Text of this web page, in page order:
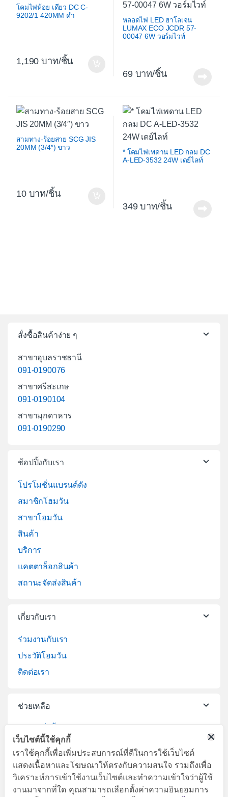
โคมไฟห้อย เดี่ยว DC C-
9202/1 420MM ดำ
1,190 /ชิ้น
หลอดไฟ LED ฮาโลเจน
LUMAX ECO JCDR 57-
00047 6W วอร์มไวท์
69 /ชิ้น
สามทาง-ร้อยสาย SCG JIS
20MM (3/4″) ขาว
10 /ชิ้น
* โคมไฟเพดาน LED กลม DC
A-LED-3532 24W เดย์ไลท์
349 /ชิ้น
สั่งซื้อสินค้าง่าย ๆ
สาขาอุบลราชธานี
091-0190076
สาขาศรีสะเกษ
091-0190104
สาขามุกดาหาร
091-0190290
ช้อปปิ้งกับเรา
โปรโมชั่นแบรนด์ดัง
สมาชิกโฮมวัน
สาขาโฮมวัน
สินค้า
บริการ
แคตตาล็อกสินค้า
สถานะจัดส่งสินค้า
เกี่ยวกับเรา
ร่วมงานกับเรา
ประวัติโฮมวัน
ติดต่อเรา
ช่วยเหลือ
บริการจัดส่งสินค้า
เปลี่ยนคืนสินค้า
เว็บไซต์นี้ใช้คุกกี้
เราใช้คุกกี้เพื่อเพิ่มประสบการณ์ที่ดีในการใช้เว็บไซต์
แสดงเนื้อหาและโฆษณาให้ตรงกับความสนใจ รวมถึงเพื่อ
วิเคราะห์การเข้าใช้งานเว็บไซต์และทำความเข้าใจว่าผู้ใช้
งานมาจากที่ใด คุณสามารถเลือกตั้งค่าความยินยอมการ